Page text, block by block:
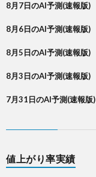
8月7日のAI予測(速報版)
8月6日のAI予測(速報版)
8月5日のAI予測(速報版)
8月3日のAI予測(速報版)
7月31日のAI予測(速報版)
値上がり率実績